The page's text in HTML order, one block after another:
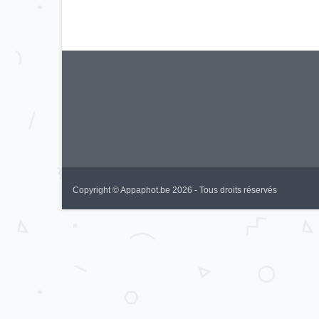
Copyright © Appaphot.be 2026 - Tous droits réservés